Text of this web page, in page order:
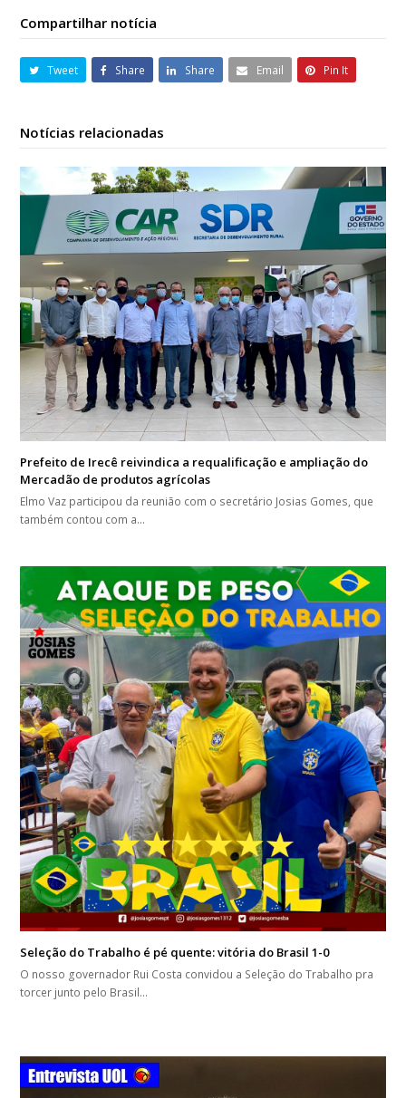
Compartilhar notícia
Tweet Share Share Email Pin It
Notícias relacionadas
Prefeito de Irecê reivindica a requalificação e ampliação do
Mercadão de produtos agrícolas
Elmo Vaz participou da reunião com o secretário Josias Gomes, que
também contou com a…
Seleção do Trabalho é pé quente: vitória do Brasil 1-0
O nosso governador Rui Costa convidou a Seleção do Trabalho pra
torcer junto pelo Brasil…